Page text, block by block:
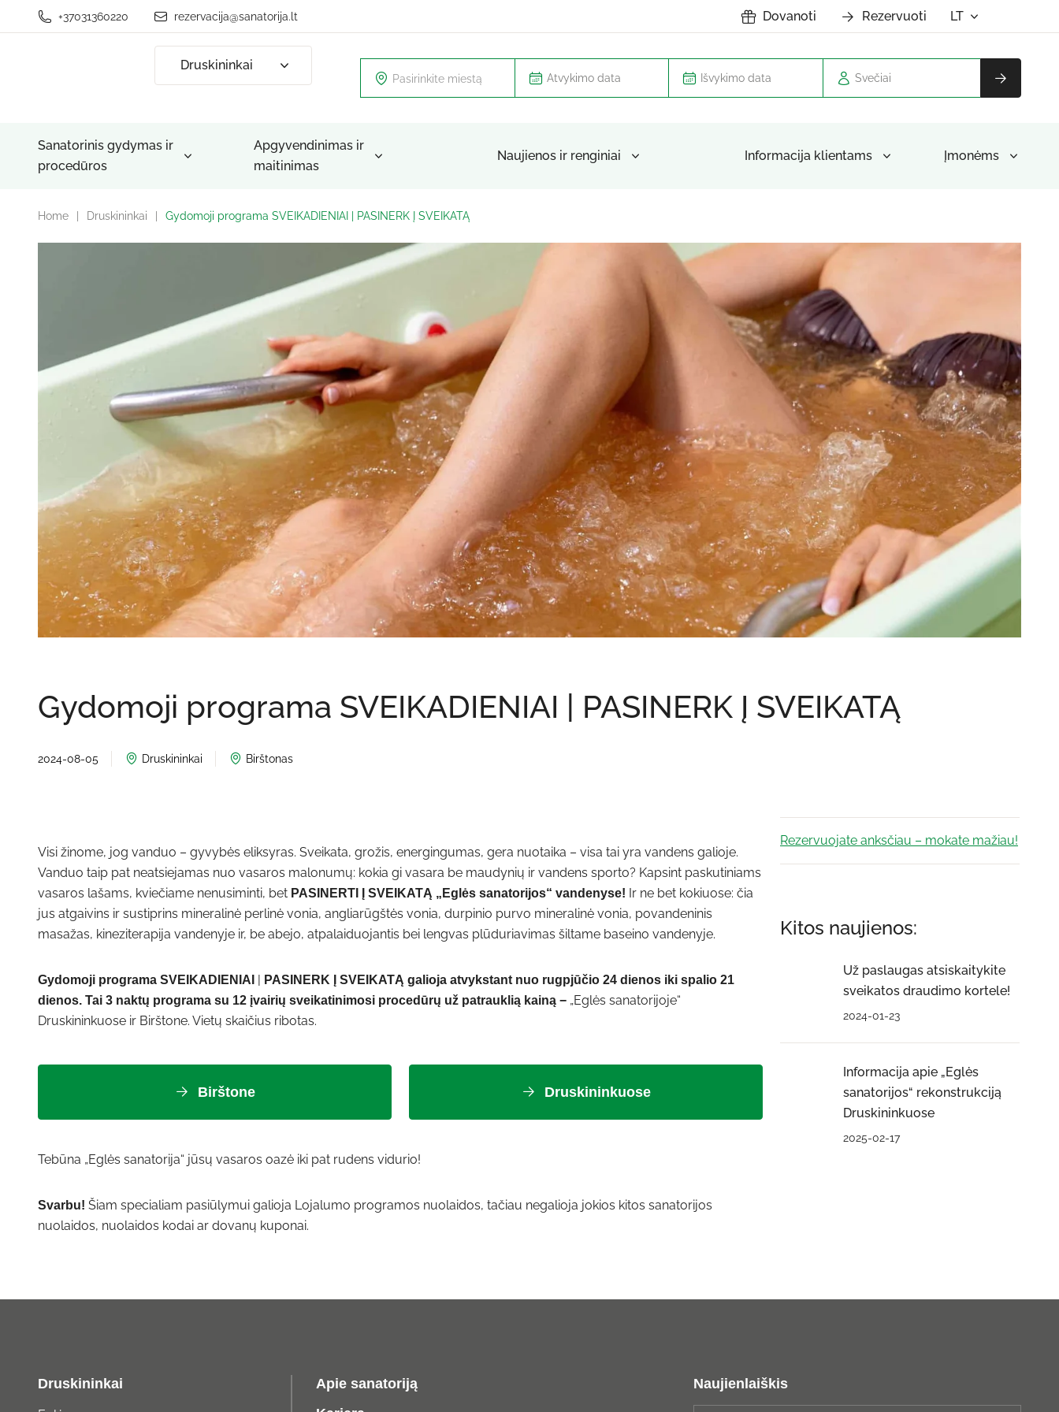
+37031360220 rezervacija@sanatorija.lt Dovanoti Rezervuoti LT
Druskininkai
Pasirinkite miestą Svečiai
Sanatorinis gydymas ir
procedūros
Apgyvendinimas ir
maitinimas
Naujienos ir renginiai Informacija klientams Įmonėms
Home Druskininkai Gydomoji programa SVEIKADIENIAI | PASINERK Į SVEIKATĄ
Gydomoji programa SVEIKADIENIAI | PASINERK Į SVEIKATĄ
2024-08-05 Druskininkai Birštonas
Visi žinome, jog vanduo – gyvybės eliksyras. Sveikata, grožis, energingumas, gera nuotaika – visa tai yra vandens galioje.
Vanduo taip pat neatsiejamas nuo vasaros malonumų: kokia gi vasara be maudynių ir vandens sporto? Kapsint paskutiniams
vasaros lašams, kviečiame nenusiminti, bet PASINERTI Į SVEIKATĄ „Eglės sanatorijos“ vandenyse! Ir ne bet kokiuose: čia
jus atgaivins ir sustiprins mineralinė perlinė vonia, angliarūgštės vonia, durpinio purvo mineralinė vonia, povandeninis
masažas, kineziterapija vandenyje ir, be abejo, atpalaiduojantis bei lengvas plūduriavimas šiltame baseino vandenyje.
Gydomoji programa SVEIKADIENIAI | PASINERK Į SVEIKATĄ galioja atvykstant nuo rugpjūčio 24 dienos iki spalio 21
dienos. Tai 3 naktų programa su 12 įvairių sveikatinimosi procedūrų už patrauklią kainą − „Eglės sanatorijoje“
Druskininkuose ir Birštone. Vietų skaičius ribotas.
Birštone Druskininkuose
Tebūna „Eglės sanatorija“ jūsų vasaros oazė iki pat rudens vidurio!
Svarbu! Šiam specialiam pasiūlymui galioja Lojalumo programos nuolaidos, tačiau negalioja jokios kitos sanatorijos
nuolaidos, nuolaidos kodai ar dovanų kuponai.
Rezervuojate anksčiau – mokate mažiau!
Kitos naujienos:
Už paslaugas atsiskaitykite
sveikatos draudimo kortele!
2024-01-23
Informacija apie „Eglės
sanatorijos“ rekonstrukciją
Druskininkuose
2025-02-17
Druskininkai
Apie sanatoriją
Naujienlaiškis